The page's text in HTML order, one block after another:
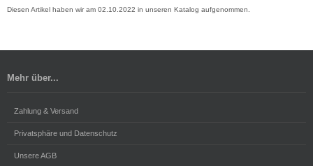
Diesen Artikel haben wir am 02.10.2022 in unseren Katalog aufgenommen.
Mehr über...
Zahlung & Versand
Privatsphäre und Datenschutz
Unsere AGB